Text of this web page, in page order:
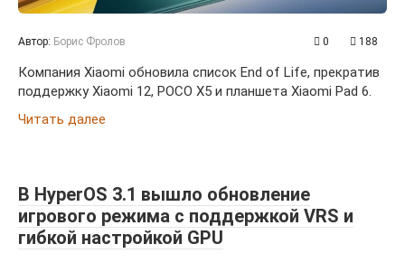
Автор: Борис Фролов 0 188
Компания Xiaomi обновила список End of Life, прекратив
поддержку Xiaomi 12, POCO X5 и планшета Xiaomi Pad 6.
Читать далее
В HyperOS 3.1 вышло обновление
игрового режима с поддержкой VRS и
гибкой настройкой GPU